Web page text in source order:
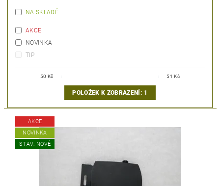
NA SKLADĚ
AKCE
NOVINKA
TIP
50 Kč 51 Kč
POLOŽEK K ZOBRAZENÍ: 1
AKCE
NOVINKA
STAV: NOVÉ